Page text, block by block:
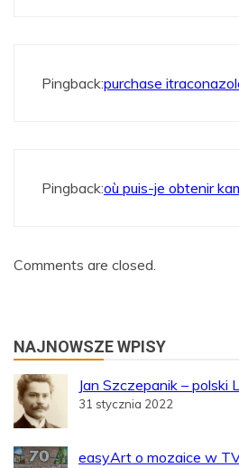
Pingback:purchase
Pingback:où puis-je obtenir
Comments are closed.
NAJNOWSZE WPISY
Jan Szczepanik – polski
31 stycznia 2022
easyArt o mozaice w